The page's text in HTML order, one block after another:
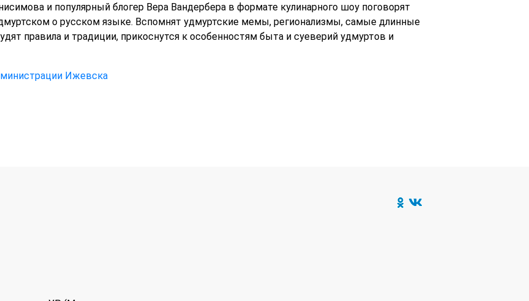
и популярный блогер Вера Вандербера в формате кулинарного шоу поговорят
о русском языке. Вспомнят удмуртские мемы, регионализмы, самые длинные
правила и традиции, прикоснутся к особенностям быта и суеверий удмуртов и
Ижевска